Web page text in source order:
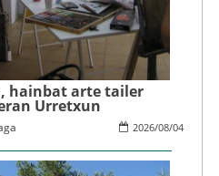
hainbat arte tailer
Urretxun
2026/08/04